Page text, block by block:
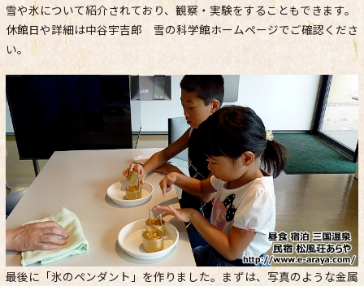
雪や氷について紹介されており、観察・実験をすることもできます。
休館日や詳細は中谷宇吉郎 雪の科学館ホームページでご確認くださ
い。
最後に「氷のペンダント」を作りました。まずは、写真のような金属